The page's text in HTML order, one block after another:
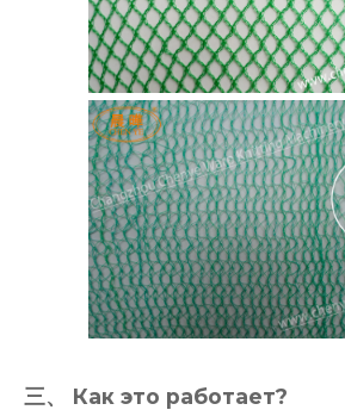
三、 Как это работает?